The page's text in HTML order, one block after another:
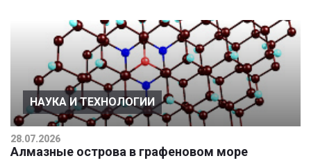
НАУКА И ТЕХНОЛОГИИ
28.07.2026
Алмазные острова в графеновом море